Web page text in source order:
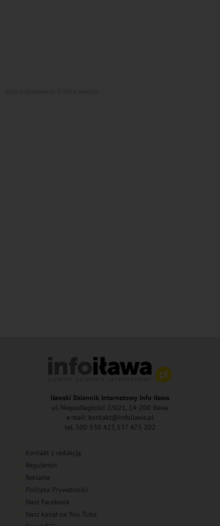
Iławski Dziennik Internetowy Info Iława
ul. Niepodległości 2/U21, 14-200 Iława
e-mail: kontakt@infoilawa.pl
tel. 500 530 427, 537 475 202
Kontakt z redakcją
Regulamin
Reklama
Polityka Prywatności
Nasz Facebook
Nasz kanał na You Tube